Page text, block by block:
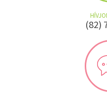
(82)